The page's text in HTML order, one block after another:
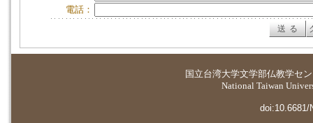
電話：
国立台湾大学文学部仏教学セ
National Taiwan
doi:10.6681/